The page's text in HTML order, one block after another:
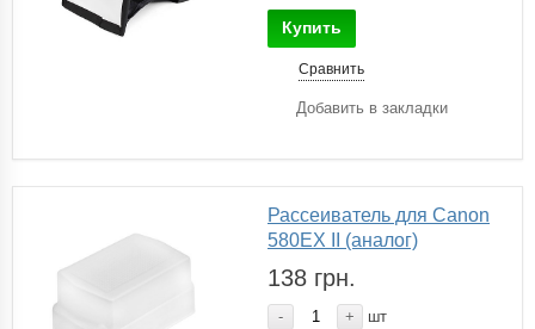
Купить
Сравнить
Добавить в закладки
Рассеиватель для Canon
580EX II (аналог)
138 грн.
- + шт